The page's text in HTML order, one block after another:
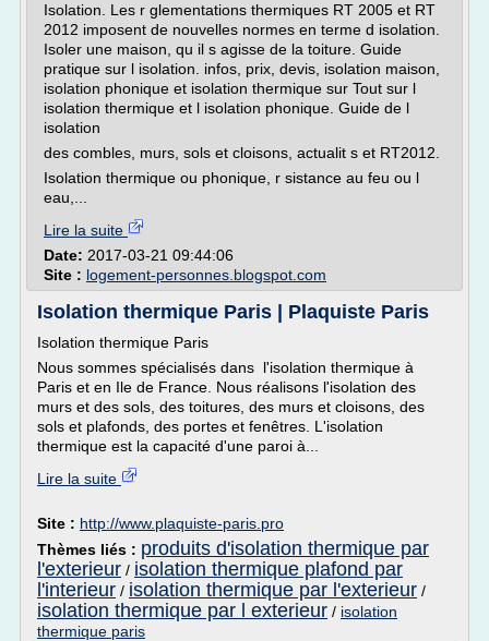
Isolation. Les r glementations thermiques RT 2005 et RT
2012 imposent de nouvelles normes en terme d isolation.
Isoler une maison, qu il s agisse de la toiture. Guide
pratique sur l isolation. infos, prix, devis, isolation maison,
isolation phonique et isolation thermique sur Tout sur l
isolation thermique et l isolation phonique. Guide de l
isolation
des combles, murs, sols et cloisons, actualit s et RT2012.
Isolation thermique ou phonique, r sistance au feu ou l
eau,...
Lire la suite
Date: 2017-03-21 09:44:06
Site : logement-personnes.blogspot.com
Isolation thermique Paris | Plaquiste Paris
Isolation thermique Paris
Nous sommes spécialisés dans l'isolation thermique à
Paris et en Ile de France. Nous réalisons l'isolation des
murs et des sols, des toitures, des murs et cloisons, des
sols et plafonds, des portes et fenêtres. L'isolation
thermique est la capacité d'une paroi à...
Lire la suite
Site : http://www.plaquiste-paris.pro
Thèmes liés : produits d'isolation thermique par
l'exterieur / isolation thermique plafond par
l'interieur / isolation thermique par l'exterieur /
isolation thermique par l exterieur / isolation
thermique paris